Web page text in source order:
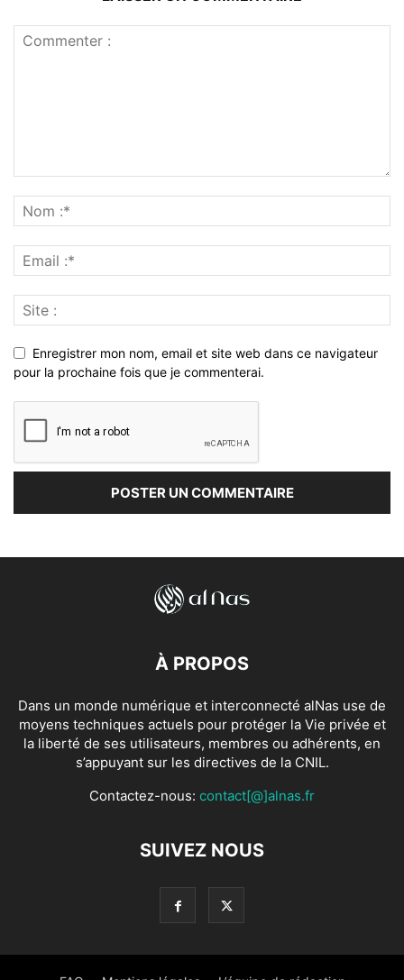
Enregistrer mon nom, email et site web dans ce navigateur
pour la prochaine fois que je commenterai.
À PROPOS
Dans un monde numérique et interconnecté alNas use de
moyens techniques actuels pour protéger la Vie privée et
la liberté de ses utilisateurs, membres ou adhérents, en
s’appuyant sur les directives de la CNIL.
Contactez-nous: contact[@]alnas.fr
SUIVEZ NOUS